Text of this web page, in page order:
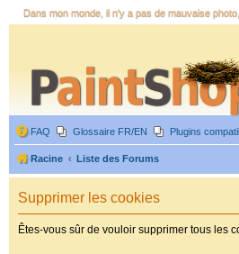
Dans mon monde, il n'y a pas de mauvaise
FAQ Glossaire FR/EN Plugins
Racine Liste des Forums
Supprimer les cookies
Êtes-vous sûr de vouloir supprimer tous les